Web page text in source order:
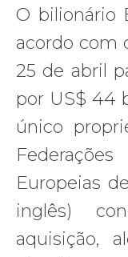
O bilionário
acordo com
25 de abril
por US$ 44
único
Europeias
inglês)
aquisição,